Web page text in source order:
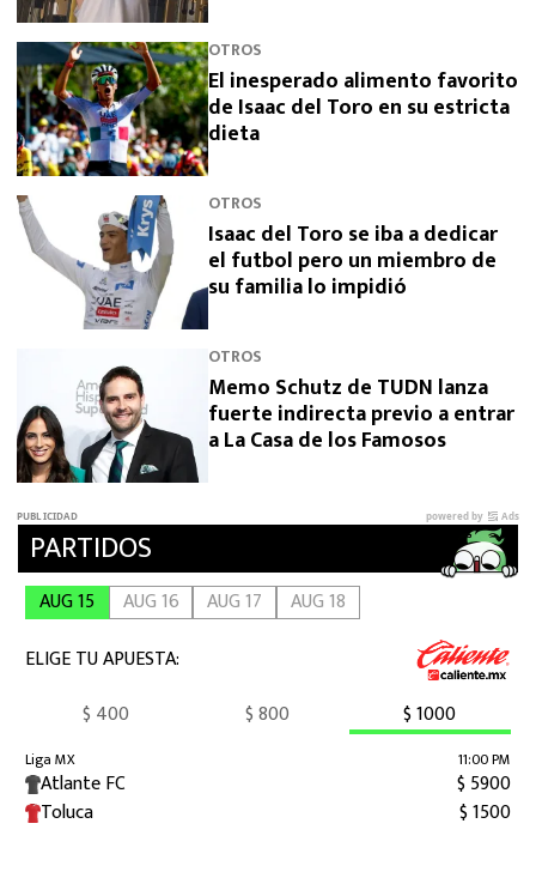
OTROS
El inesperado alimento favorito
de Isaac del Toro en su estricta
dieta
OTROS
Isaac del Toro se iba a dedicar
el futbol pero un miembro de
su familia lo impidió
OTROS
Memo Schutz de TUDN lanza
fuerte indirecta previo a entrar
a La Casa de los Famosos